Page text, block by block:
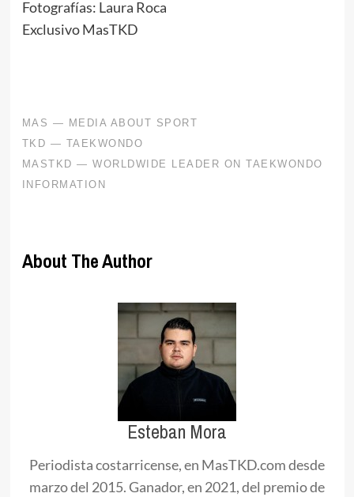
Fotografías: Laura Roca
Exclusivo MasTKD
About The Author
Esteban Mora
Periodista costarricense, en MasTKD.com desde
marzo del 2015. Ganador, en 2021, del premio de